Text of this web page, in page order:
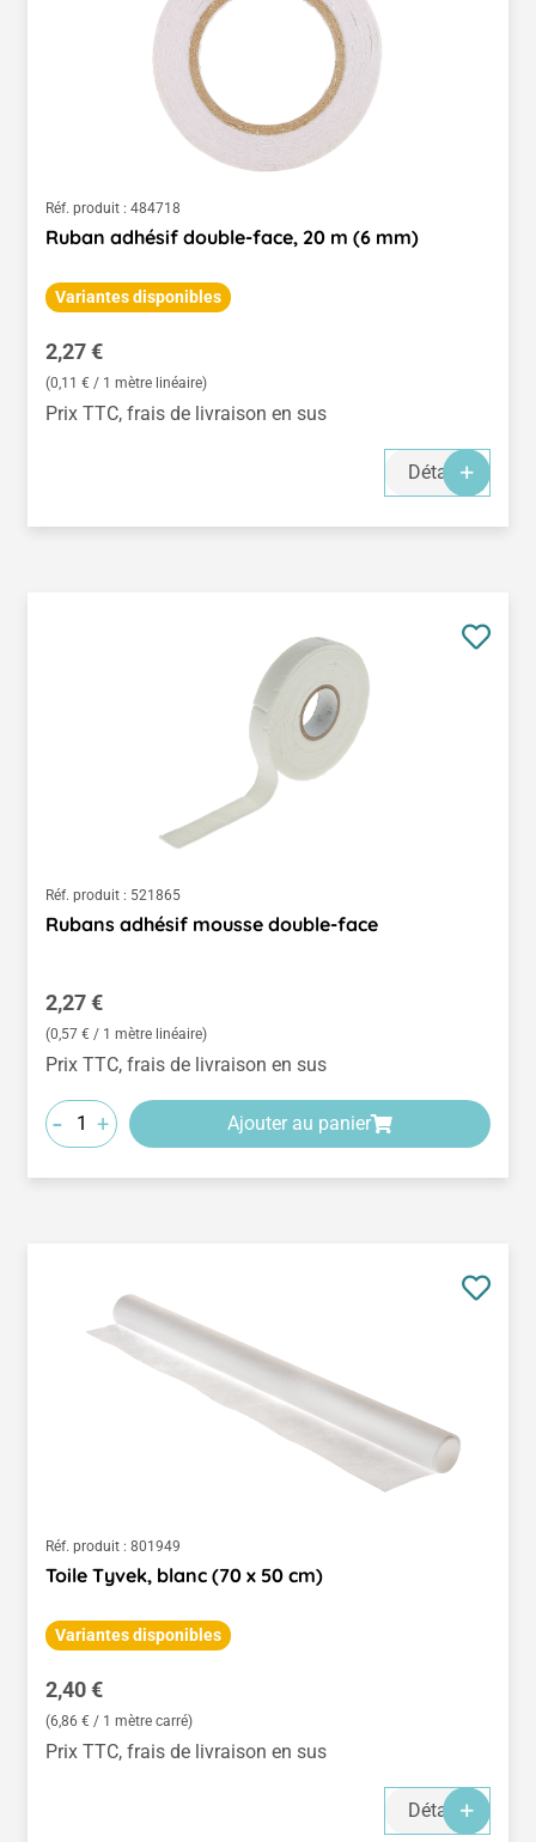
Réf. produit : 484718
Ruban adhésif double-face, 20 m (6 mm)
Variantes disponibles
Prix régulier :
2,27 €
(0,11 € / 1 mètre linéaire)
Prix TTC, frais de livraison en sus
Détails
Réf. produit : 521865
Rubans adhésif mousse double-face
Prix régulier :
2,27 €
(0,57 € / 1 mètre linéaire)
Prix TTC, frais de livraison en sus
- + Ajouter au panier
Réf. produit : 801949
Toile Tyvek, blanc (70 x 50 cm)
Variantes disponibles
Prix régulier :
2,40 €
(6,86 € / 1 mètre carré)
Prix TTC, frais de livraison en sus
Détails